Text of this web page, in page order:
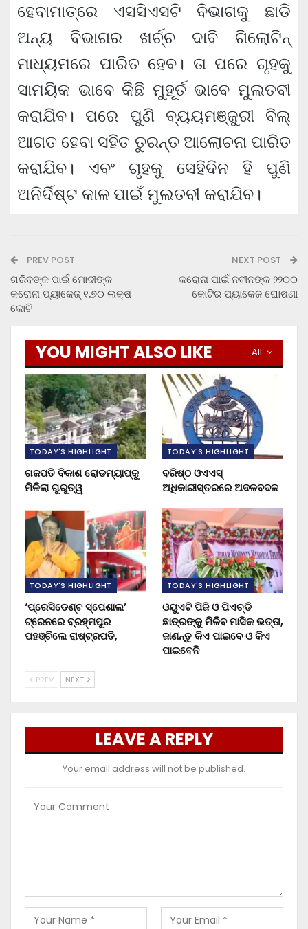
ହେବାମାତ୍ରେ ଏସସିଏସଟି ବିଭାଗକୁ ଛାଡି
ଅନ୍ୟ ବିଭାଗର ଖର୍ଚ୍ଚ ଦାବି ଗିଲୋଟିନ୍
ମାଧ୍ୟମରେ ପାରିତ ହେବ। ତା ପରେ ଗୃହକୁ
ସାମୟିକ ଭାବେ କିଛି ମୁହୂର୍ତ ଭାବେ ମୁଲତବୀ
କରାଯିବ। ପରେ ପୁଣି ବ୍ୟୟମଞ୍ଜୁରୀ ବିଲ୍
ଆଗତ ହେବା ସହିତ ତୁରନ୍ତ ଆଲୋଚନା ପାରିତ
କରାଯିବ। ଏବଂ ଗୃହକୁ ସେହିଦିନ ହି ପୁଣି
ଅନିର୍ଦିଷ୍ଟ କାଳ ପାଇଁ ମୁଲତବୀ କରାଯିବ।
PREV POST
ଗରିବଙ୍କ ପାଇଁ ମୋଦୀଙ୍କ
କରୋନା ପ୍ୟାକେଜ୍ ୧.୭୦ ଲକ୍ଷ
କୋଟି
NEXT POST
କରୋନା ପାଇଁ ନବୀନଙ୍କ ୨୨୦୦
କୋଟିର ପ୍ୟାକେଜ ଘୋଷଣା
All
YOU MIGHT ALSO LIKE
TODAY'S HIGHLIGHT
ଗଜପତି ବିକାଶ ରୋଡମ୍ୟାପ୍‌କୁ
ମିଳିଲା ଗୁରୁତ୍ୱ
TODAY'S HIGHLIGHT
ବରିଷ୍ଠ ଓଏଏସ୍‌
ଅଧିକାରୀସ୍ତରରେ ଅଦଳବଦଳ
TODAY'S HIGHLIGHT
‘ପ୍ରେସିଡେଣ୍ଟ ସ୍ପେଶାଲ’
ଟ୍ରେନରେ ବ୍ରହ୍ମପୁର
ପହଞ୍ଚିଲେ ରାଷ୍ଟ୍ରପତି,
TODAY'S HIGHLIGHT
ଓୟୁଏଟି ପିଜି ଓ ପିଏଚ୍‌ଡି
ଛାତ୍ରଙ୍କୁ ମିଳିବ ମାସିକ ଭତ୍ତା,
ଜାଣନ୍ତୁ କିଏ ପାଇବେ ଓ କିଏ
ପାଇବେନି
PREV NEXT
LEAVE A REPLY
Your email address will not be published.